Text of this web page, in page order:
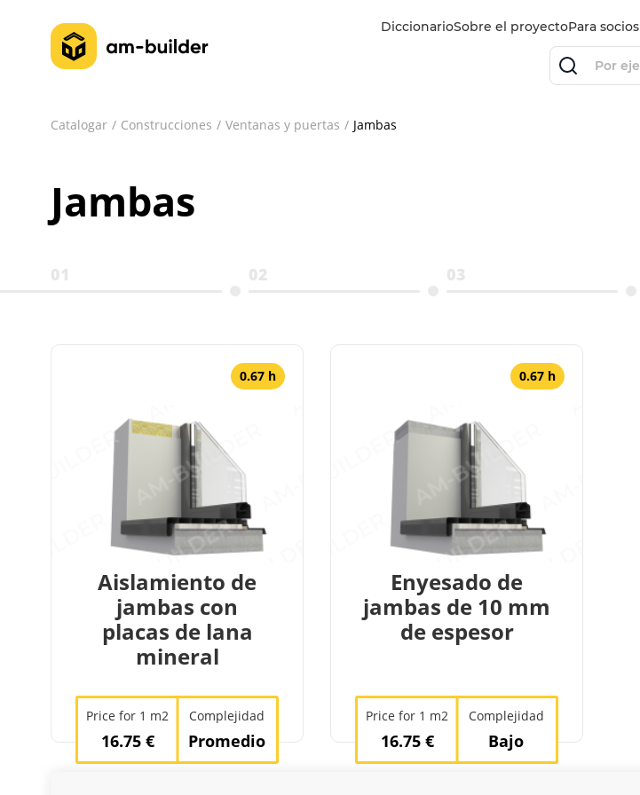
DiccionarioSobre el proyectoPara socios
Catalogar Construcciones Ventanas y puertas Jambas
Jambas
01 02 03
0.67 h
Aislamiento de
jambas con
placas de lana
mineral
Price for 1 m2
16.75 €
Complejidad
Promedio
0.67 h
Enyesado de
jambas de 10 mm
de espesor
Price for 1 m2
16.75 €
Complejidad
Bajo